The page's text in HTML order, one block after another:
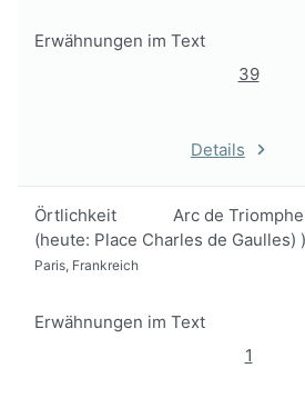
Erwähnungen im Text
39
Details
Örtlichkeit
Arc de
(heute: Place Charles de Gaulles) )
Paris, Frankreich
Erwähnungen im Text
1